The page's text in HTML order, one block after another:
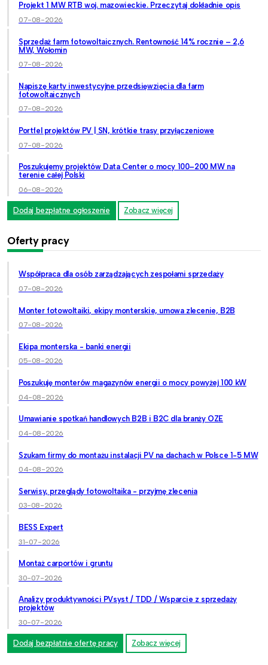
Projekt 1 MW RTB woj. mazowieckie. Przeczytaj dokładnie opis
07-08-2026
Sprzedaż farm fotowoltaicznych. Rentowność 14% rocznie – 2,6
MW, Wołomin
07-08-2026
Napiszę karty inwestycyjne przedsięwzięcia dla farm
fotowoltaicznych
07-08-2026
Portfel projektów PV | SN, krótkie trasy przyłączeniowe
07-08-2026
Poszukujemy projektów Data Center o mocy 100–200 MW na
terenie całej Polski
06-08-2026
Dodaj bezpłatne ogłoszenie Zobacz więcej
Oferty pracy
Współpraca dla osób zarządzających zespołami sprzedaży
07-08-2026
Monter fotowoltaiki, ekipy monterskie, umowa zlecenie, B2B
07-08-2026
Ekipa monterska - banki energii
05-08-2026
Poszukuję monterów magazynów energii o mocy powyżej 100 kW
04-08-2026
Umawianie spotkań handlowych B2B i B2C dla branży OZE
04-08-2026
Szukam firmy do montażu instalacji PV na dachach w Polsce 1-5 MW
04-08-2026
Serwisy, przeglądy fotowoltaika - przyjmę zlecenia
03-08-2026
BESS Expert
31-07-2026
Montaż carportów i gruntu
30-07-2026
Analizy produktywności PVsyst / TDD / Wsparcie z sprzedaży
projektów
30-07-2026
Dodaj bezpłatnie ofertę pracy Zobacz więcej